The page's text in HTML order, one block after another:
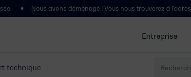
Entreprise
technique
avons déménagé ! Vous nous trouverez à l'adresse